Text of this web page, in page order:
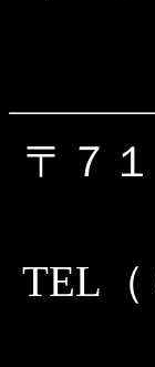
〒７
TEL